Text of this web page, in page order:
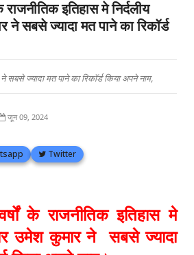
राजनीतिक इतिहास मे निर्दलीय
ने सबसे ज्यादा मत पाने का रिकॉर्ड
सबसे ज्यादा मत पाने का रिकॉर्ड किया अपने नाम,
जून 09, 2024
Twitter
के राजनीतिक इतिहास मे
उमेश कुमार ने सबसे ज्यादा